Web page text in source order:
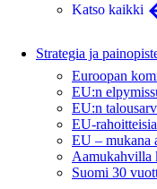
Katso kaikki
Strategia ja
Euroopan
EU:n
EU:n
EU-
EU – mukana
Aamukahvilla
Suomi 30